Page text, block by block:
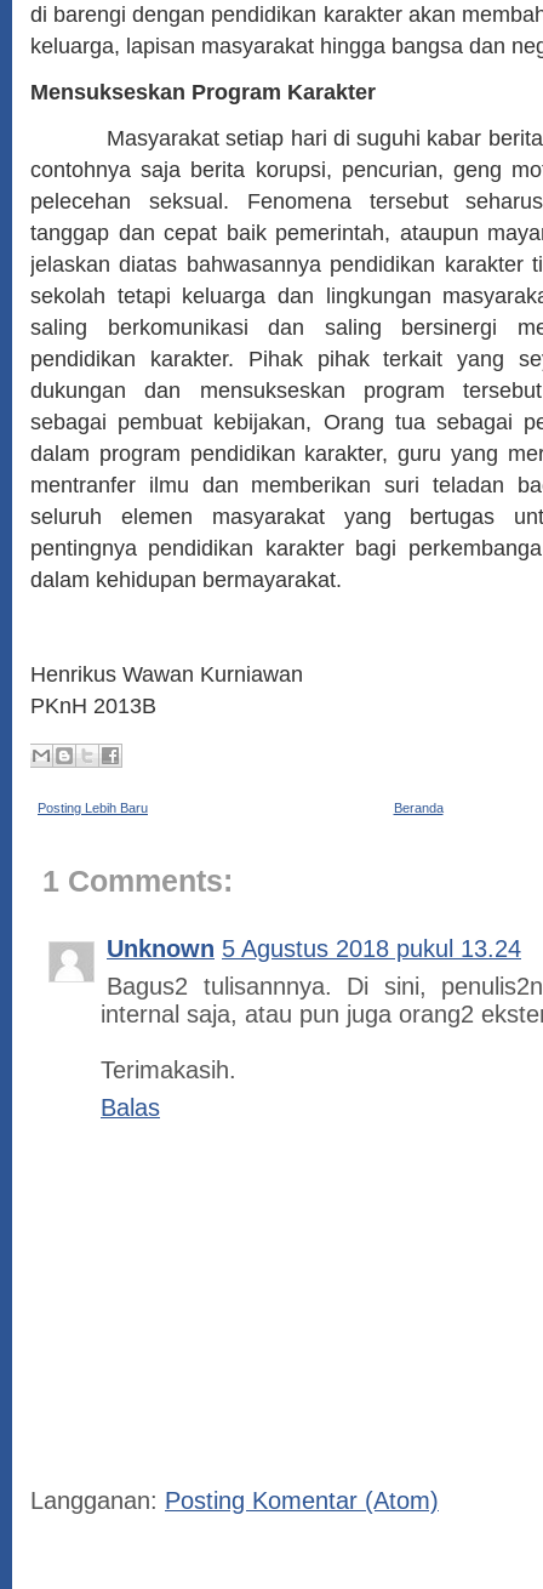
di barengi dengan pendidikan karakter akan
keluarga, lapisan masyarakat hingga bangsa dan
Mensukseskan Program Karakter
Masyarakat setiap hari di suguhi kabar berita
contohnya saja berita korupsi, pencurian, geng
pelecehan seksual. Fenomena tersebut
tanggap dan cepat baik pemerintah, ataupun
jelaskan diatas bahwasannya pendidikan karakter
sekolah tetapi keluarga dan lingkungan
saling berkomunikasi dan saling bersinergi
pendidikan karakter. Pihak pihak terkait yang
dukungan dan mensukseskan program
sebagai pembuat kebijakan, Orang tua sebagai
dalam program pendidikan karakter, guru yang
mentranfer ilmu dan memberikan suri teladan
seluruh elemen masyarakat yang bertugas
pentingnya pendidikan karakter bagi
dalam kehidupan bermayarakat.
Henrikus Wawan Kurniawan
PKnH 2013B
Posting Lebih Baru Beranda
1 Comments:
Unknown 5 Agustus 2018 pukul 13.24
Bagus2 tulisannnya. Di sini,
internal saja, atau pun juga orang2
Terimakasih.
Balas
Langganan: Posting Komentar (Atom)